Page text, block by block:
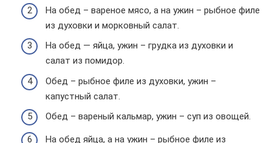
На обед – вареное мясо, а на ужин – рыбное филе
из духовки и морковный салат.
На обед — яйца, ужин – грудка из духовки и
салат из помидор.
Обед – рыбное филе из духовки, ужин –
капустный салат.
Обед – вареный кальмар, ужин – суп из овощей.
На обед яйца, а на ужин – рыбное филе из